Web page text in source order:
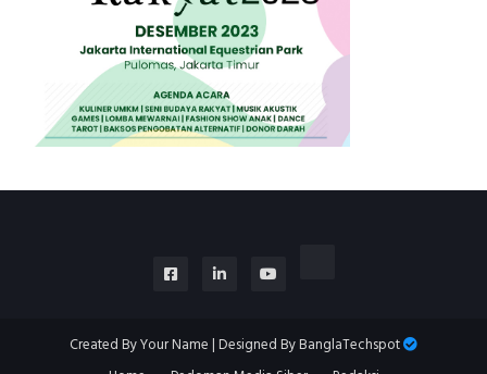
Created ByYour Name| Designed ByBanglaTechspot